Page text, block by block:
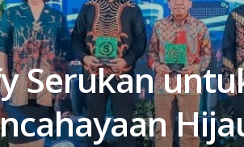
Serukan